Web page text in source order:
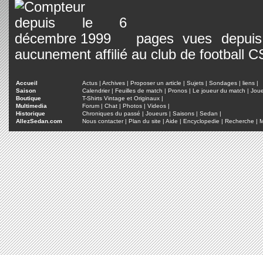
pages vues
aucunement affilié au club de football
Accueil Actus | Archives | Proposer un article | Sujets | Sondages | liens |
Saison
Calendrier| Feuilles de match | Pronos | Le joueur du match |
Boutique
T-Shirts Vintage et Originaux |
Multimedia
Forum | Chat | Photos | Videos |
Historique
Chroniques du passé | Joueurs | Saisons | Sedan |
AllezSedan.com
Nous contacter| Plan du site | Aide | Encyclopedie | Recherche |